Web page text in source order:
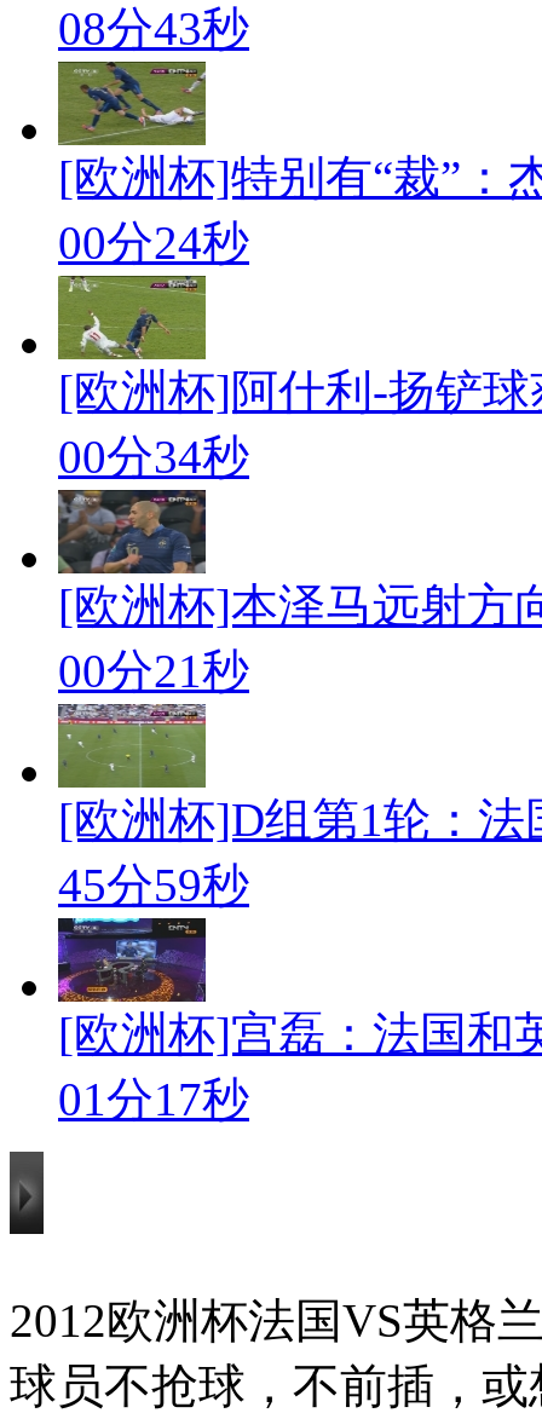
08分43秒
[欧洲杯]特别有“裁”：
00分24秒
[欧洲杯]阿什利-扬铲
00分34秒
[欧洲杯]本泽马远射方
00分21秒
[欧洲杯]D组第1轮：
45分59秒
[欧洲杯]宫磊：法国和
01分17秒
2012欧洲杯法国VS英格
球员不抢球，不前插，